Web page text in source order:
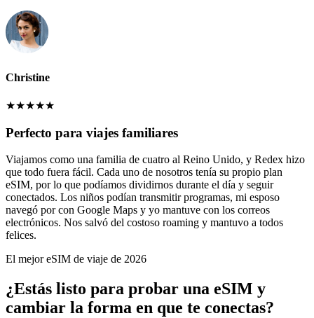
Christine
★★★★★
Perfecto para viajes familiares
Viajamos como una familia de cuatro al Reino Unido, y Redex hizo
que todo fuera fácil. Cada uno de nosotros tenía su propio plan
eSIM, por lo que podíamos dividirnos durante el día y seguir
conectados. Los niños podían transmitir programas, mi esposo
navegó por con Google Maps y yo mantuve con los correos
electrónicos. Nos salvó del costoso roaming y mantuvo a todos
felices.
El mejor eSIM de viaje de 2026
¿Estás listo para probar una eSIM y
cambiar la forma en que te conectas?